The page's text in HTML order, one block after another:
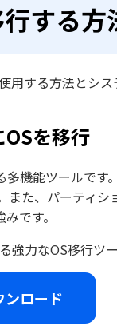
する方
する方法とシ
を移行
機能ツールです
た、パーティ
です。
力なOS移行ツ
ンロード